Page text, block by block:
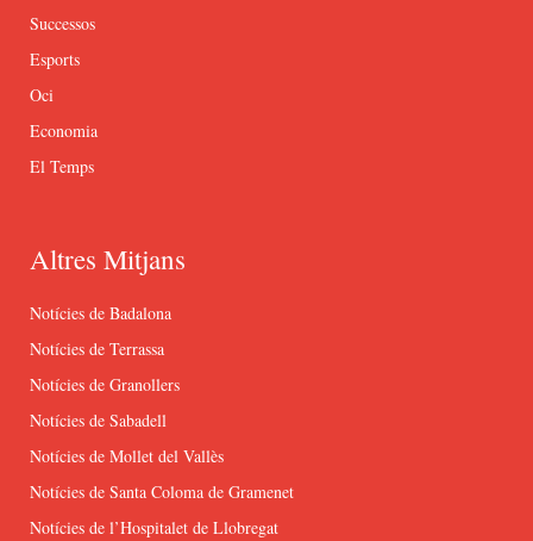
Successos
Esports
Oci
Economia
El Temps
Altres Mitjans
Notícies de Badalona
Notícies de Terrassa
Notícies de Granollers
Notícies de Sabadell
Notícies de Mollet del Vallès
Notícies de Santa Coloma de Gramenet
Notícies de l’Hospitalet de Llobregat